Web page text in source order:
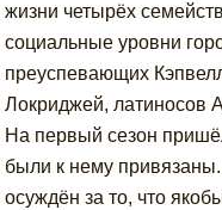
жизни четырёх
социальные уровни
преуспевающих
Локриджей, латиносов
На первый сезон
были к нему
осуждён за то, что